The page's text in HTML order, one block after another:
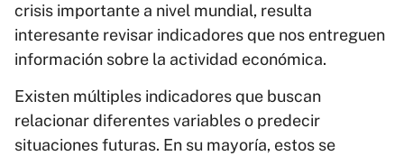
crisis importante a nivel mundial, resulta
interesante revisar indicadores que nos entreguen
información sobre la actividad económica.
Existen múltiples indicadores que buscan
relacionar diferentes variables o predecir
situaciones futuras. En su mayoría, estos se